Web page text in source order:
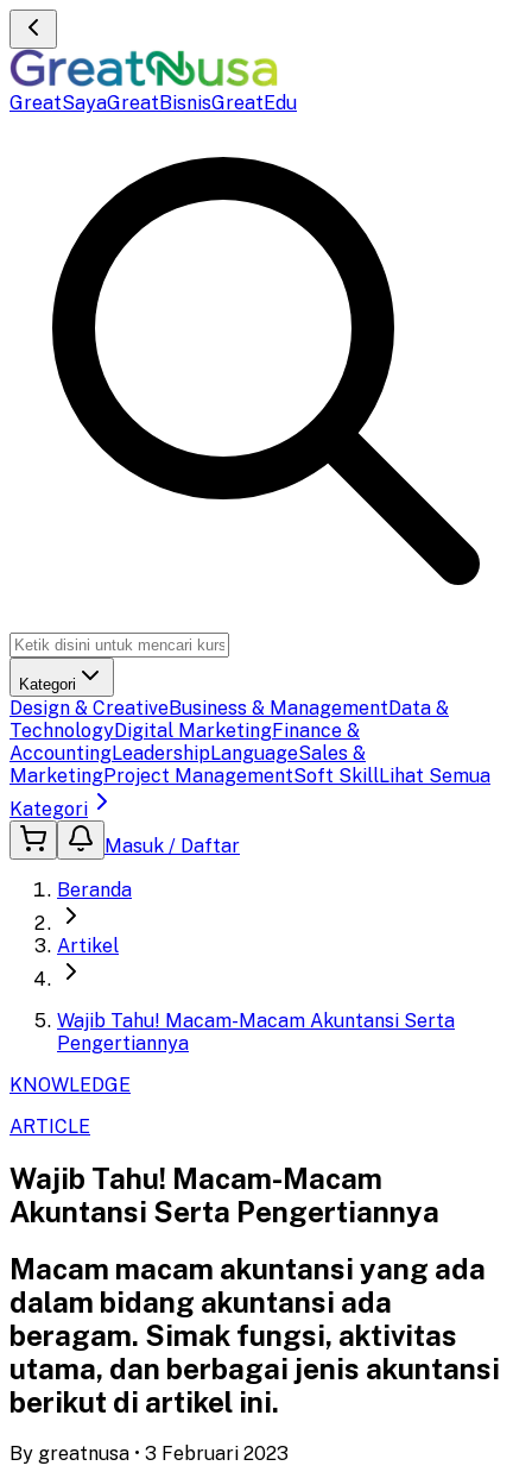
GreatSayaGreatBisnisGreatEdu
Kategori
Design & CreativeBusiness & ManagementData &
TechnologyDigital MarketingFinance &
AccountingLeadershipLanguageSales &
MarketingProject ManagementSoft SkillLihat Semua
Kategori
Masuk / Daftar
Beranda
Artikel
Wajib Tahu! Macam-Macam Akuntansi Serta
Pengertiannya
KNOWLEDGE
ARTICLE
Wajib Tahu! Macam-Macam
Akuntansi Serta Pengertiannya
Macam macam akuntansi yang ada
dalam bidang akuntansi ada
beragam. Simak fungsi, aktivitas
utama, dan berbagai jenis akuntansi
berikut di artikel ini.
By greatnusa • 3 Februari 2023